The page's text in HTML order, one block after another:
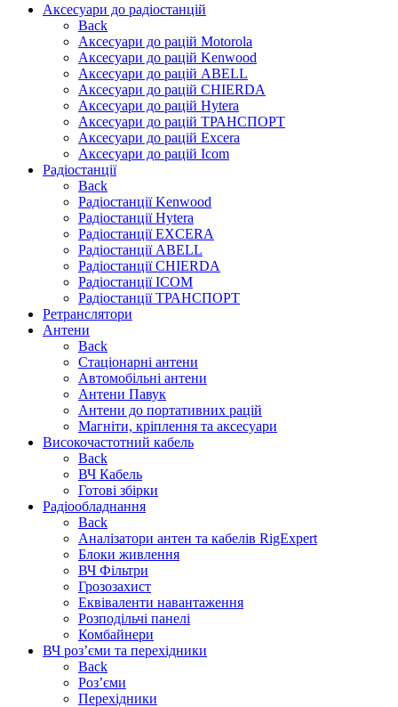
Аксесуари до радіостанцій
Back
Аксесуари до рацій Motorola
Аксесуари до рацій Kenwood
Аксесуари до рацій ABELL
Аксесуари до рацій CHIERDA
Аксесуари до рацій Hytera
Аксесуари до рацій ТРАНСПОРТ
Аксесуари до рацій Excera
Аксесуари до рацій Icom
Радіостанції
Back
Радіостанції Kenwood
Радіостанції Hytera
Радіостанції EXCERA
Радіостанції ABELL
Радіостанції CHIERDA
Радіостанції ICOM
Радіостанції ТРАНСПОРТ
Ретранслятори
Антени
Back
Стаціонарні антени
Автомобільні антени
Антени Павук
Антени до портативних рацій
Магніти, кріплення та аксесуари
Високочастотний кабель
Back
ВЧ Кабель
Готові збірки
Радіообладнання
Back
Аналізатори антен та кабелів RigExpert
Блоки живлення
ВЧ Фільтри
Грозозахист
Еквіваленти навантаження
Розподільчі панелі
Комбайнери
ВЧ роз’єми та перехідники
Back
Роз’єми
Перехідники